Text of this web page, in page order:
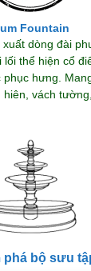
Fountain
dòng đài
thể hiện cổ
phục hưng.
vách
phá bộ sưu